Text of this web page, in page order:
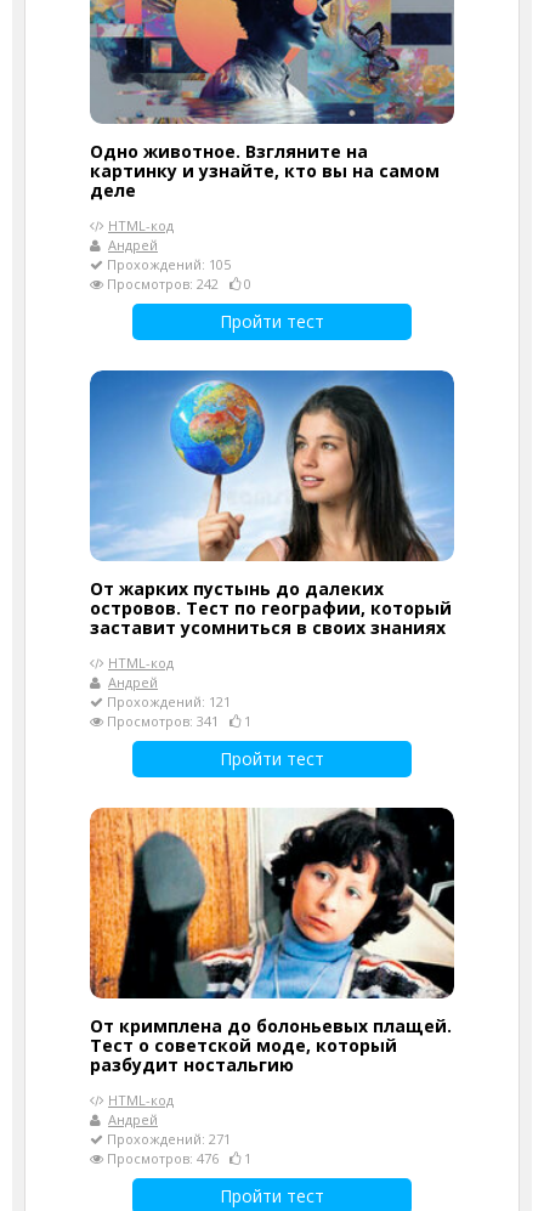
Одно животное. Взгляните на
картинку и узнайте, кто вы на самом
деле
HTML-код
Андрей
Прохождений: 105
Просмотров: 242
0
Пройти тест
От жарких пустынь до далеких
островов. Тест по географии, который
заставит усомниться в своих знаниях
HTML-код
Андрей
Прохождений: 121
Просмотров: 341
1
Пройти тест
От кримплена до болоньевых плащей.
Тест о советской моде, который
разбудит ностальгию
HTML-код
Андрей
Прохождений: 271
Просмотров: 476
1
Пройти тест